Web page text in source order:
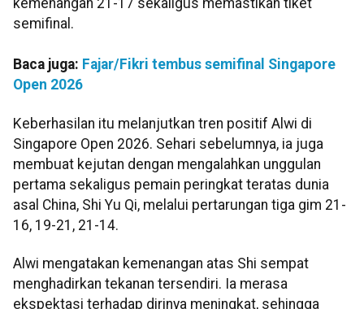
kemenangan 21-17 sekaligus memastikan tiket
semifinal.
Baca juga: Fajar/Fikri tembus semifinal Singapore
Open 2026
Keberhasilan itu melanjutkan tren positif Alwi di
Singapore Open 2026. Sehari sebelumnya, ia juga
membuat kejutan dengan mengalahkan unggulan
pertama sekaligus pemain peringkat teratas dunia
asal China, Shi Yu Qi, melalui pertarungan tiga gim 21-
16, 19-21, 21-14.
Alwi mengatakan kemenangan atas Shi sempat
menghadirkan tekanan tersendiri. Ia merasa
ekspektasi terhadap dirinya meningkat, sehingga